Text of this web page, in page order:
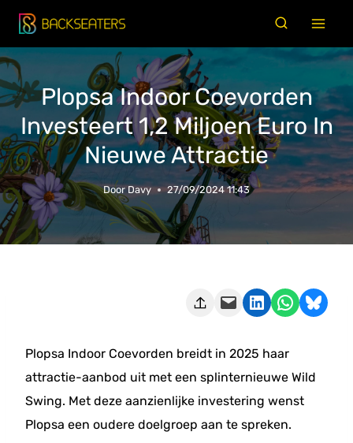
Doorgaan
naar
inhoud
Plopsa Indoor Coevorden
Investeert 1,2 Miljoen Euro In
Nieuwe Attractie
Door Davy 27/09/2024 11:43
Deze pagina e-mailen Delen op LinkedIn Delen via WhatsApp Share on Bluesky
Plopsa Indoor Coevorden breidt in 2025 haar
attractie-aanbod uit met een splinternieuwe Wild
Swing. Met deze aanzienlijke investering wenst
Plopsa een oudere doelgroep aan te spreken.